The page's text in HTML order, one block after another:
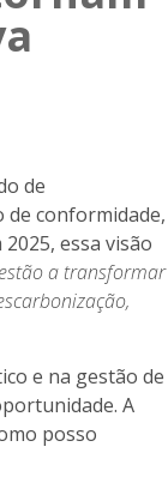
de
de conformidade,
essa visão
a transformar
e na gestão de
A
posso